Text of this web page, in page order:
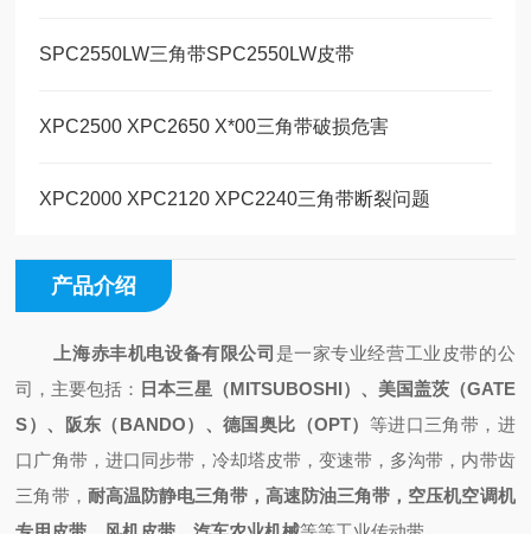
SPC2550LW三角带SPC2550LW皮带
XPC2500 XPC2650 X*00三角带破损危害
XPC2000 XPC2120 XPC2240三角带断裂问题
产品介绍
上海赤丰机电设备有限公司 是一家专业经营工业皮带的公
司，主要包括： 日本三星（MITSUBOSHI）、美国盖茨（GATE
S）、阪东（BANDO）、德国奥比（OPT） 等进口三角带，进
口广角带，进口同步带，冷却塔皮带，变速带，多沟带，内带齿
三角带， 耐高温防静电三角带，高速防油三角带，空压机空调机